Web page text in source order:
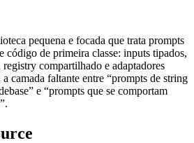
pequena e focada que trata prompts
código de primeira classe: inputs tipados,
compartilhado e adaptadores
camada faltante entre “prompts de string
e “prompts que se comportam